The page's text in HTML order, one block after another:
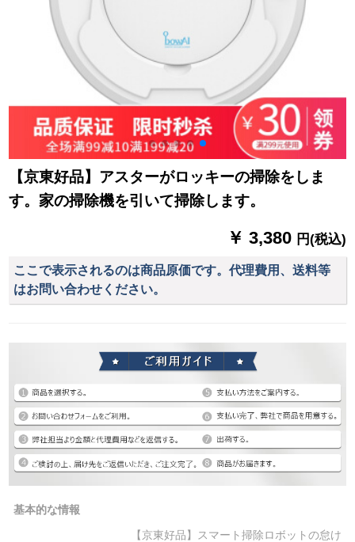
【京東好品】アスターがロッキーの掃除をしま
す。家の掃除機を引いて掃除します。
￥ 3,380 円(税込)
ここで表示されるのは商品原価です。代理費用、送料等
はお問い合わせください。
基本的な情報
【京東好品】スマート掃除ロボットの怠け